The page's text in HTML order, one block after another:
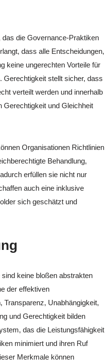
die Governance-Praktiken
dass alle Entscheidungen,
keine ungerechten Vorteile für
Gerechtigkeit stellt sicher, dass
verteilt werden und innerhalb
Gerechtigkeit und Gleichheit
Organisationen Richtlinien
Behandlung,
erfüllen sie nicht nur
auch eine inklusive
sich geschätzt und
keine bloßen abstrakten
der effektiven
Transparenz, Unabhängigkeit,
und Gerechtigkeit bilden
das die Leistungsfähigkeit
minimiert und ihren Ruf
Merkmale können